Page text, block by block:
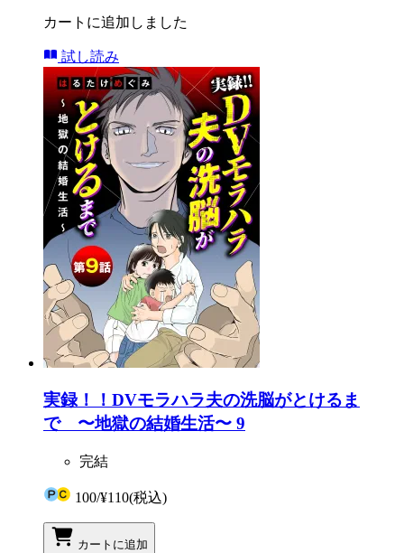
カートに追加しました
試し読み
実録！！DVモラハラ夫の洗脳がとけるま
で 〜地獄の結婚生活〜 9
完結
100/¥110(税込)
カートに追加